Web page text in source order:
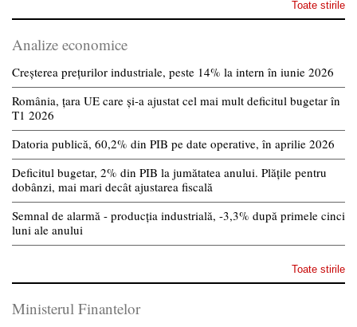
Toate stirile
Analize economice
Creșterea prețurilor industriale, peste 14% la intern în iunie 2026
România, țara UE care și-a ajustat cel mai mult deficitul bugetar în
T1 2026
Datoria publică, 60,2% din PIB pe date operative, în aprilie 2026
Deficitul bugetar, 2% din PIB la jumătatea anului. Plățile pentru
dobânzi, mai mari decât ajustarea fiscală
Semnal de alarmă - producția industrială, -3,3% după primele cinci
luni ale anului
Toate stirile
Ministerul Finantelor